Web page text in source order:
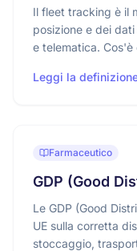
Il fleet tracking è il
posizione e dei
e telematica. Cos'è
Leggi la
Farmaceutico
GDP (Good
Le GDP (Good
UE sulla corretta
stoccaggio,